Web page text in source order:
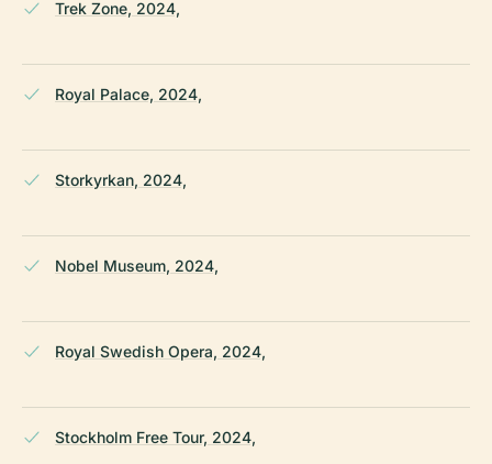
Trek Zone, 2024,
Royal Palace, 2024,
Storkyrkan, 2024,
Nobel Museum, 2024,
Royal Swedish Opera, 2024,
Stockholm Free Tour, 2024,